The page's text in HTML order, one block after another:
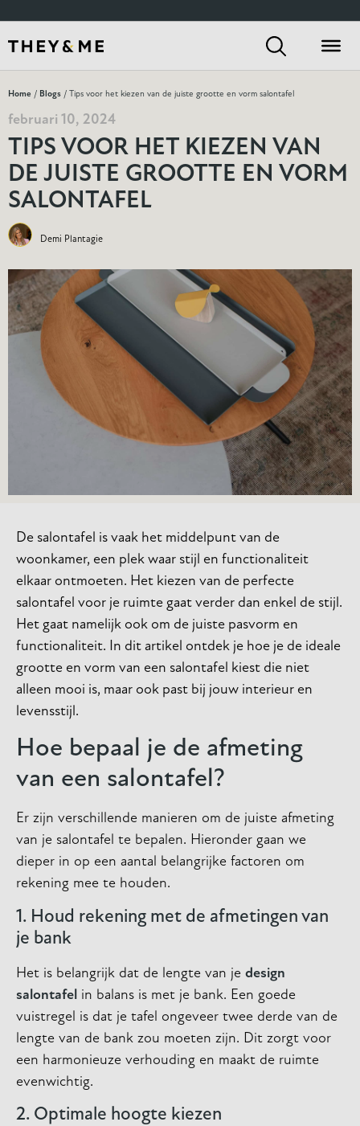
Home / Blogs / Tips voor het kiezen van de juiste grootte en vorm salontafel
februari 10, 2024
TIPS VOOR HET KIEZEN VAN
DE JUISTE GROOTTE EN VORM
SALONTAFEL
Demi Plantagie
De salontafel is vaak het middelpunt van de
woonkamer, een plek waar stijl en functionaliteit
elkaar ontmoeten. Het kiezen van de perfecte
salontafel voor je ruimte gaat verder dan enkel de stijl.
Het gaat namelijk ook om de juiste pasvorm en
functionaliteit. In dit artikel ontdek je hoe je de ideale
grootte en vorm van een salontafel kiest die niet
alleen mooi is, maar ook past bij jouw interieur en
levensstijl.
Hoe bepaal je de afmeting
van een salontafel?
Er zijn verschillende manieren om de juiste afmeting
van je salontafel te bepalen. Hieronder gaan we
dieper in op een aantal belangrijke factoren om
rekening mee te houden.
1. Houd rekening met de afmetingen van
je bank
Het is belangrijk dat de lengte van je design
salontafel in balans is met je bank. Een goede
vuistregel is dat je tafel ongeveer twee derde van de
lengte van de bank zou moeten zijn. Dit zorgt voor
een harmonieuze verhouding en maakt de ruimte
evenwichtig.
2. Optimale hoogte kiezen